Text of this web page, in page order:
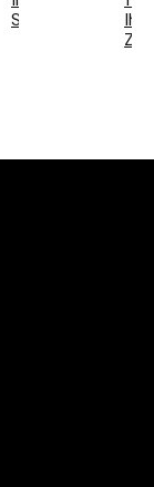
Schlafzimmer
Ihr